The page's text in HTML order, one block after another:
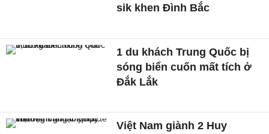
sik khen Đình Bắc
1 du khách Trung Quốc bị
sóng biển cuốn mất tích ở
Đắk Lắk
Việt Nam giành 2 Huy